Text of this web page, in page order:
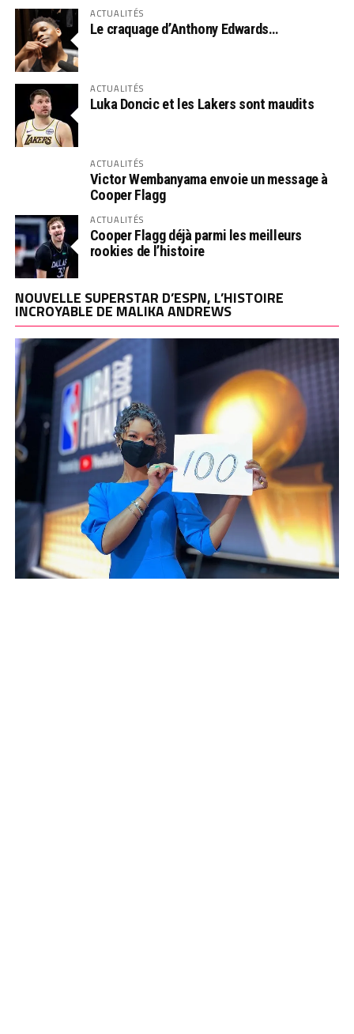
ACTUALITÉS
Le craquage d’Anthony Edwards…
ACTUALITÉS
Luka Doncic et les Lakers sont maudits
ACTUALITÉS
Victor Wembanyama envoie un message à
Cooper Flagg
ACTUALITÉS
Cooper Flagg déjà parmi les meilleurs
rookies de l’histoire
NOUVELLE SUPERSTAR D’ESPN, L’HISTOIRE
INCROYABLE DE MALIKA ANDREWS